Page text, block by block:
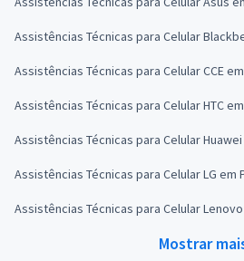
Assistências Técnicas para Celular
Assistências Técnicas para Celular CCE
Assistências Técnicas para Celular HTC
Assistências Técnicas para Celular
Assistências Técnicas para Celular LG em
Assistências Técnicas para Celular
Mostrar